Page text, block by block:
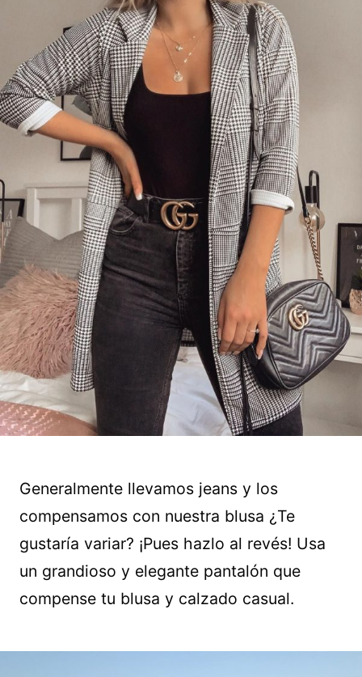
Generalmente llevamos jeans y los
compensamos con nuestra blusa ¿Te
gustaría variar? ¡Pues hazlo al revés! Usa
un grandioso y elegante pantalón que
compense tu blusa y calzado casual.